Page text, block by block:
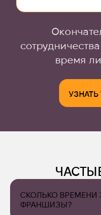
время
СКОЛЬКО ВРЕМЕНИ
ФРАНШИЗЫ?